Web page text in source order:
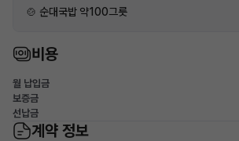
🍲 순대국밥 약100그릇
비용
월 납입금
보증금
선납금
계약 정보